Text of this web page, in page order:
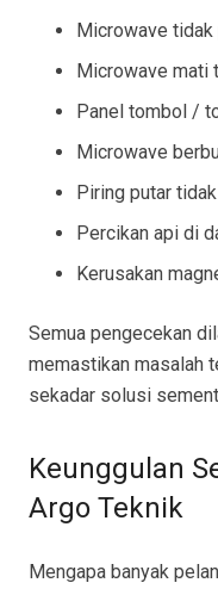
Microwave tidak
Microwave mati
Panel tombol /
Microwave
Piring putar
Percikan api di
Kerusakan
Semua pengecekan
memastikan masalah
sekadar solusi
Keunggulan
Argo Teknik
Mengapa banyak